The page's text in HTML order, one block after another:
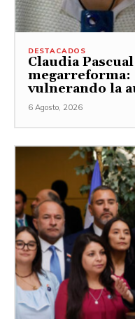
DESTACADOS
Claudia
megarreforma:
vulnerando la
6 Agosto, 2026